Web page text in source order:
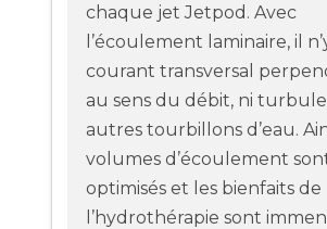
chaque jet Jetpod. Avec
l’écoulement laminaire, il
courant transversal
au sens du débit, ni
autres tourbillons d’eau.
volumes d’écoulement
optimisés et les bienfaits de
l’hydrothérapie sont